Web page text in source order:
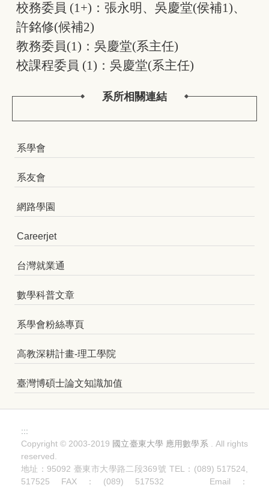
校務委員 (1+)：張永明、吳慶堂(侯補1)、
許銘修(候補2)
教務委員(1)：吳慶堂(系主任)
校課程委員 (1)：吳慶堂(系主任)
系所相關連結
系學會
系友會
網路學園
Careerjet
台灣就業通
數學科普文章
系學會粉絲專頁
高教深耕計畫-理工學院
臺灣博碩士論文知識加值
:::
Copyright © 2003-2019 國立臺東大學 應用數學系
. All rights
reserved.
地址：95092 臺東市大學路二段369號 TEL：(089) 517524,
517525 FAX：(089) 517532 Email：